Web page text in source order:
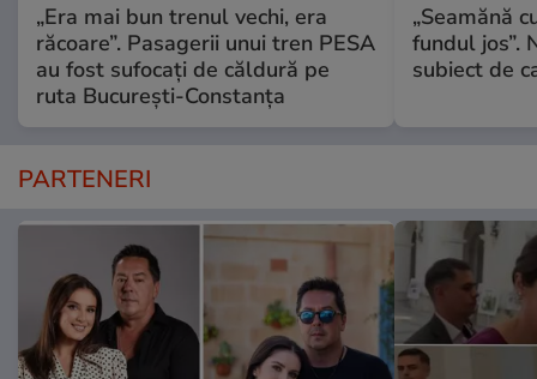
„Era mai bun trenul vechi, era
răcoare”. Pasagerii unui tren PESA
au fost sufocați de căldură pe
ruta București-Constanța
„Seamănă
fundul jos”.
subiect de
PARTENERI